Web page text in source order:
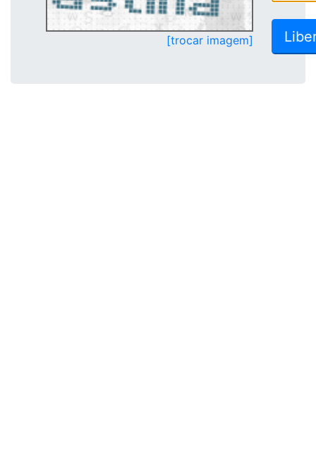
[trocar imagem]